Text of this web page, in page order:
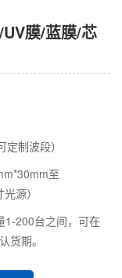
膜/蓝膜/芯
制波段）
至
源）
1-200台之间，可在
货期。